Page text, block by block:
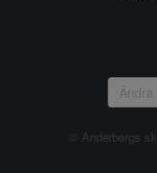
© Anderbergs